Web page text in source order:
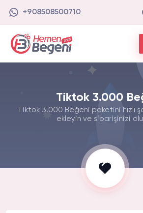
+908508500710
Tiktok 3.000
Tiktok 3.000 Beğeni paketini hızlı
ekleyin ve siparişinizi